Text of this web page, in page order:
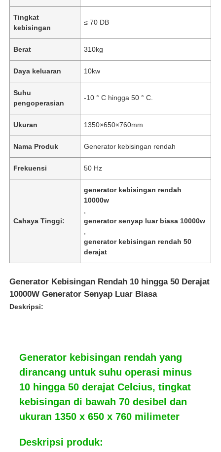
Tingkat
kebisingan
≤ 70 DB
Berat 310kg
Daya keluaran 10kw
Suhu
pengoperasian
-10 ° C hingga 50 ° C.
Ukuran 1350×650×760mm
Nama Produk Generator kebisingan rendah
Frekuensi 50 Hz
Cahaya Tinggi:
generator kebisingan rendah
10000w
generator senyap luar biasa 10000w
generator kebisingan rendah 50
derajat
Generator Kebisingan Rendah 10 hingga 50 Derajat
10000W Generator Senyap Luar Biasa
Deskripsi:
Generator kebisingan rendah yang
dirancang untuk suhu operasi minus
10 hingga 50 derajat Celcius, tingkat
kebisingan di bawah 70 desibel dan
ukuran 1350 x 650 x 760 milimeter
Deskripsi produk: